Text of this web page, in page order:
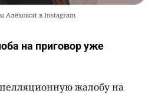
Алёховой в Instagram
на приговор уже
жалобу на